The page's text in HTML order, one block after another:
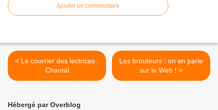
Ajouter un commentaire
< Le courrier des lectrices :
Chantal
Les brouteurs : on en parle
sur le Web ! >
Hébergé par Overblog